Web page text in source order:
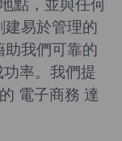
點，並與任何
建易於管理的
助我們可靠的
功率。我們提
電子商務 達